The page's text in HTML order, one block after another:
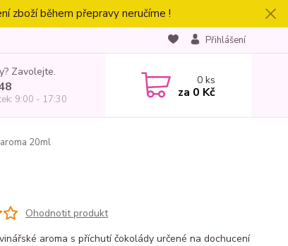
zboží během přepravy neručíme !
Přihlášení
Zavolejte.
9:00 - 17:30
0ks
za 0 Kč
20ml
Ohodnotit produkt
aroma s příchutí čokolády určené na dochucení